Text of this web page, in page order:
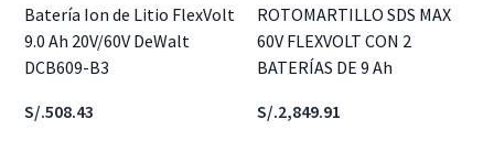
Batería Ion de Litio FlexVolt
9.0 Ah 20V/60V DeWalt
DCB609-B3
S/.508.43
ROTOMARTILLO SDS MAX
60V FLEXVOLT CON 2
BATERÍAS DE 9 Ah
S/.2,849.91